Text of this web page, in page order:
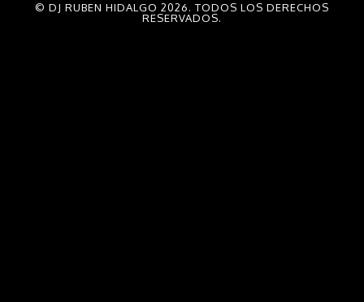
© DJ RUBEN HIDALGO 2026. TODOS LOS DERECHOS
RESERVADOS.